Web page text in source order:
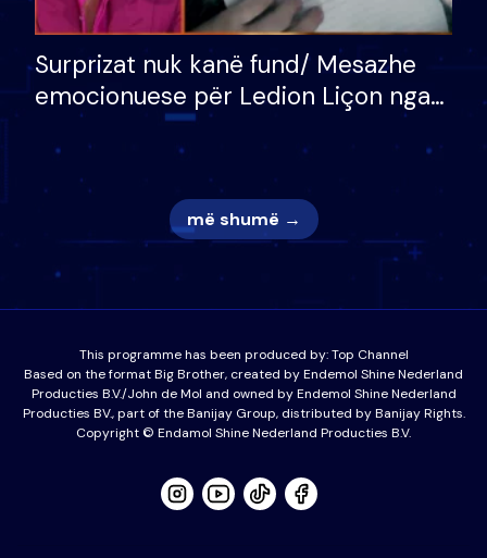
Surprizat nuk kanë fund/ Mesazhe
emocionuese për Ledion Liçon nga
nëna dhe fëmijët e tij, moderatori
nuk i mban dot lotët: Nuk meritoj…
më shumë →
This programme has been produced by:Top Channel
Based on the format Big Brother, created by Endemol Shine Nederland
Producties B.V./John de Mol and owned by Endemol Shine Nederland
Producties BV., part of the Banijay Group, distributed by Banijay Rights.
Copyright © Endamol Shine Nederland Producties B.V.